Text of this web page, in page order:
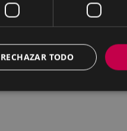
RECHAZAR TODO